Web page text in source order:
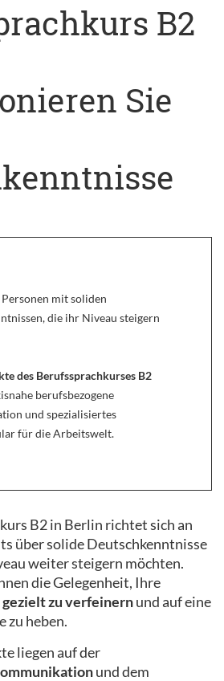
B2
Sie
Personen mit soliden
die ihr Niveau steigern
des Berufssprachkurses B2
berufsbezogene
und spezialisiertes
für die Arbeitswelt.
B2 in Berlin richtet sich an
über solide Deutschkenntnisse
weiter steigern möchten.
die Gelegenheit, Ihre
zu verfeinernund auf eine
zu heben.
liegen auf der
und dem